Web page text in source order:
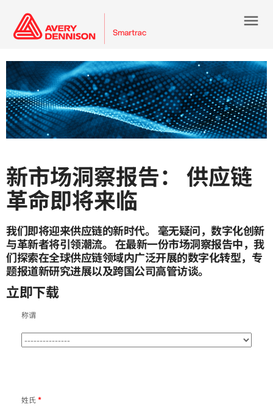
menu
新市场洞察报告： 供应链
革命即将来临
我们即将迎来供应链的新时代。 毫无疑问，数字化创新
与革新者将引领潮流。 在最新一份市场洞察报告中，我
们探索在全球供应链领域内广泛开展的数字化转型，专
题报道新研究进展以及跨国公司高管访谈。
立即下载
称谓
姓氏*